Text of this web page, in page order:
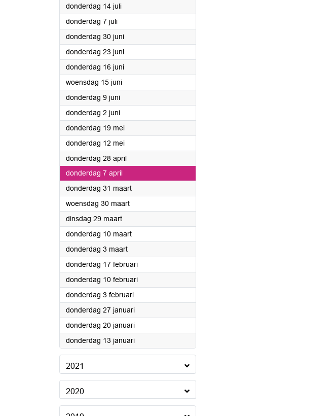
donderdag 14 juli2022
donderdag 7 juli2022
donderdag 30 juni2022
donderdag 23 juni2022
donderdag 16 juni2022
woensdag 15 juni2022
donderdag 9 juni2022
donderdag 2 juni2022
donderdag 19 mei2022
donderdag 12 mei2022
donderdag 28 april2022
donderdag 7 april2022
donderdag 31 maart2022
woensdag 30 maart2022
dinsdag 29 maart2022
donderdag 10 maart2022
donderdag 3 maart2022
donderdag 17 februari2022
donderdag 10 februari2022
donderdag 3 februari2022
donderdag 27 januari2022
donderdag 20 januari2022
donderdag 13 januari2022
2021
2020